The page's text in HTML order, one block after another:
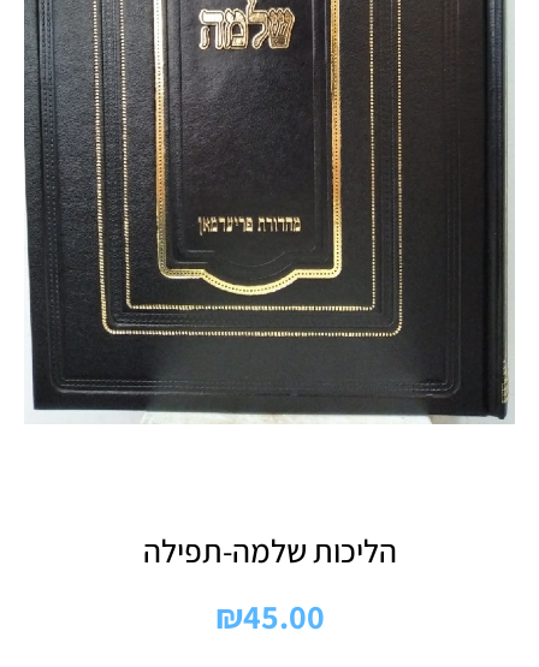
הליכות שלמה-תפילה
₪45.00